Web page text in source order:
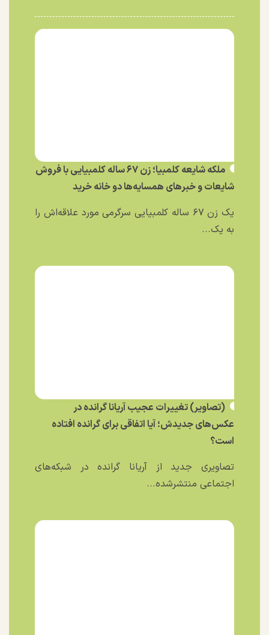
ملکه شایعه کلمبیا؛ زن ۶۷ ساله کلمبیایی با فروش
شایعات و خبر‌های همسایه‌ها دو خانه خرید
یک زن ۶۷ ساله کلمبیایی سرگرمی مورد علاقه‌اش را
به یک...
(تصاویر) تغییرات عجیب آریانا گرانده در
عکس‌های جدیدش؛ آیا اتفاقی برای گرانده افتاده
است؟
تصاویری جدید از آریانا گرانده در شبکه‌های
اجتماعی منتشرشده...